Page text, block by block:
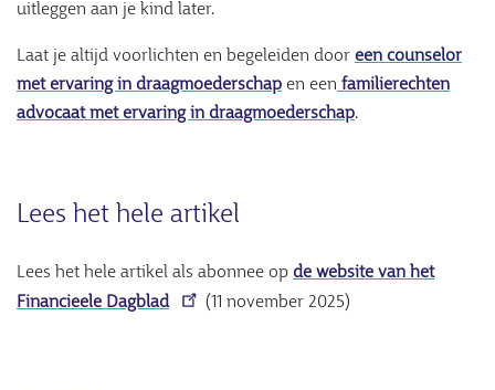
uitleggen aan je kind later.
Laat je altijd voorlichten en begeleiden door een counselor
met ervaring in draagmoederschap en een familierechten
advocaat met ervaring in draagmoederschap.
Lees het hele artikel
Lees het hele artikel als abonnee op de website van het
Financieele Dagblad
(11 november 2025)